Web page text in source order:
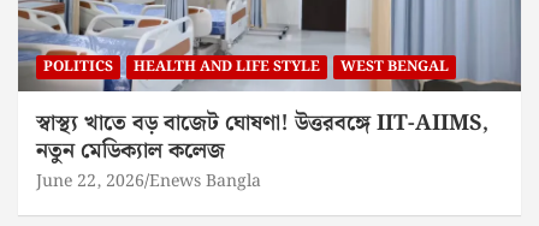
POLITICS HEALTH AND LIFE STYLE WEST BENGAL
স্বাস্থ্য খাতে বড় বাজেট ঘোষণা! উত্তরবঙ্গে IIT-AIIMS,
নতুন মেডিক্যাল কলেজ
June 22, 2026 Enews Bangla